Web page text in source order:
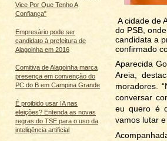
Vice Por Que Tenho A
Confiança"
Empresário pode ser
candidato à prefeitura de
Alagoinha em 2016
Comitiva de Alagoinha marca
presença em convenção do
PC do B em Campina Grande
É proibido usar IA nas
eleições? Entenda as novas
regras do TSE para o uso da
inteligência artificial
A cidade de
do PSB,
candidata a
confirmado
Aparecida
Areia,
moradores.
conversar
eu quero é
vamos lutar